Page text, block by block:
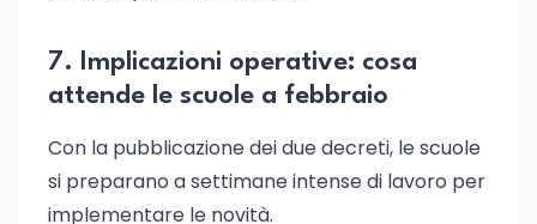
7. Implicazioni operative: cosa
attende le scuole a febbraio
Con la pubblicazione dei due decreti, le scuole
si preparano a settimane intense di lavoro per
implementare le novità.